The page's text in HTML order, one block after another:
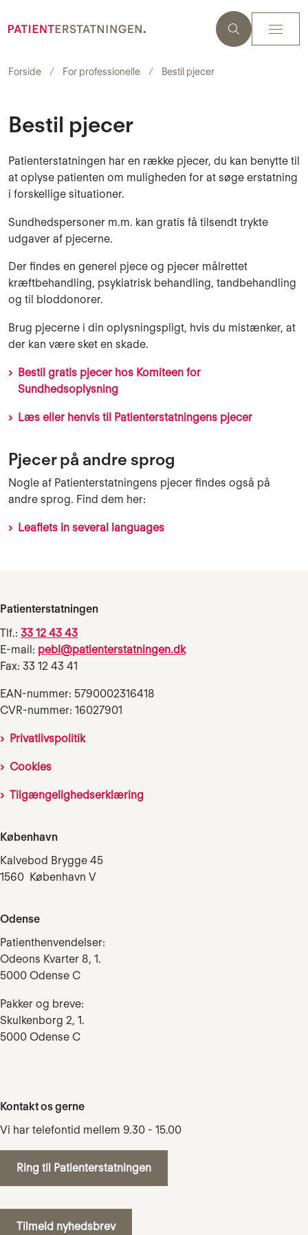
Forside For professionelle Bestil pjecer
Bestil pjecer
Patienterstatningen har en række pjecer, du kan benytte til
at oplyse patienten om muligheden for at søge erstatning
i forskellige situationer.
Sundhedspersoner m.m. kan gratis få tilsendt trykte
udgaver af pjecerne.
Der findes en generel pjece og pjecer målrettet
kræftbehandling, psykiatrisk behandling, tandbehandling
og til bloddonorer.
Brug pjecerne i din oplysningspligt, hvis du mistænker, at
der kan være sket en skade.
Bestil gratis pjecer hos Komiteen for
Sundhedsoplysning
Læs eller henvis til Patienterstatningens pjecer
Pjecer på andre sprog
Nogle af Patienterstatningens pjecer findes også på
andre sprog. Find dem her:
Leaflets in several languages
Patienterstatningen
Tlf.: 33 12 43 43
E-mail: pebl@patienterstatningen.dk
Fax: 33 12 43 41
EAN-nummer: 5790002316418
CVR-nummer: 16027901
Privatlivspolitik
Cookies
Tilgængelighedserklæring
København
Kalvebod Brygge 45
1560 København V
Odense
Patienthenvendelser:
Odeons Kvarter 8, 1.
5000 Odense C
Pakker og breve:
Skulkenborg 2, 1.
5000 Odense C
Kontakt os gerne
Vi har telefontid mellem 9.30 - 15.00
Ring til Patienterstatningen
Tilmeld nyhedsbrev